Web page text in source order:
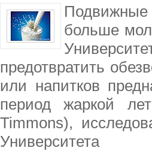
больше
предотвратить
или напитков
период жаркой
Timmons),
Университета